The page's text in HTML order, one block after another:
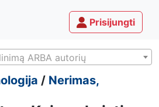
Prisijungti
ARBA autorių
/ Nerimas,